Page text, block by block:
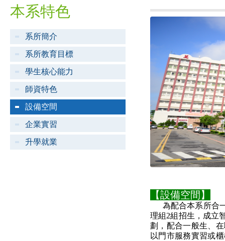
本系特色
系所簡介
系所教育目標
學生核心能力
師資特色
設備空間
企業實習
升學就業
【設備空間】
為配合本系所合
理組2組招生，成立
劃，配合一般生、
以門市服務實習或